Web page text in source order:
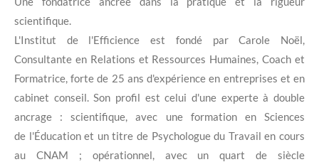
scientifique.
L'Institut de l'Efficience est fondé par Carole Noël,
Consultante en Relations et Ressources Humaines, Coach et
Formatrice, forte de 25 ans d'expérience en entreprises et en
cabinet conseil. Son profil est celui d'une experte à double
ancrage : scientifique, avec une formation en Sciences
de l'Éducation et un titre de Psychologue du Travail en cours
au CNAM ; opérationnel, avec un quart de siècle